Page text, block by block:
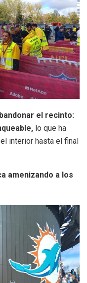
el recinto:
lo que ha
interior hasta el final
amenizando a los